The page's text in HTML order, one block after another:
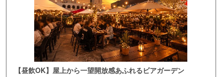
【昼飲OK】屋上から一望開放感あふれるビアガーデン